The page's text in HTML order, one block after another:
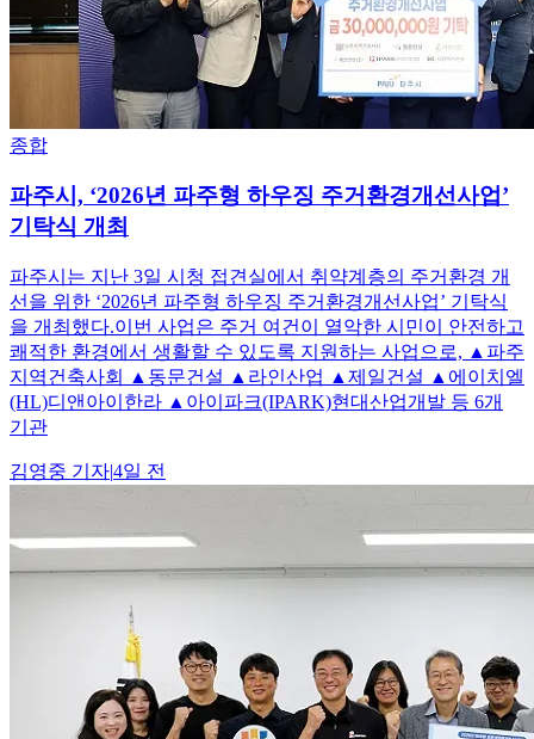
종합
파주시, ‘2026년 파주형 하우징 주거환경개선사업’
기탁식 개최
파주시는 지난 3일 시청 접견실에서 취약계층의 주거환경 개
선을 위한 ‘2026년 파주형 하우징 주거환경개선사업’ 기탁식
을 개최했다.이번 사업은 주거 여건이 열악한 시민이 안전하고
쾌적한 환경에서 생활할 수 있도록 지원하는 사업으로, ▲파주
지역건축사회 ▲동문건설 ▲라인산업 ▲제일건설 ▲에이치엘
(HL)디앤아이한라 ▲아이파크(IPARK)현대산업개발 등 6개
기관
김영중 기자|4일 전